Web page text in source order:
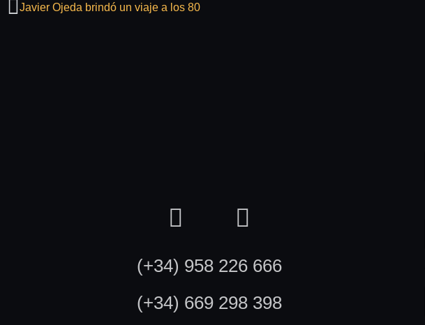
Javier Ojeda brindó un viaje a los 80
(+34) 958 226 666
(+34) 669 298 398